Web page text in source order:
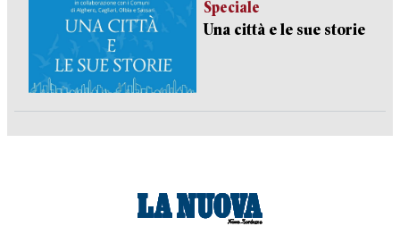
Speciale
Una città e le sue storie